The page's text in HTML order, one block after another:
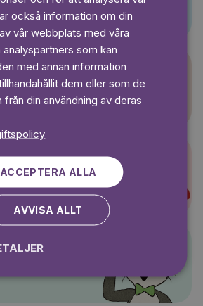
också information om din
vår webbplats med våra
som kan
med annan information
dem eller som de
från din användning av deras
ACCEPTERA ALLA
AVVISA ALLT